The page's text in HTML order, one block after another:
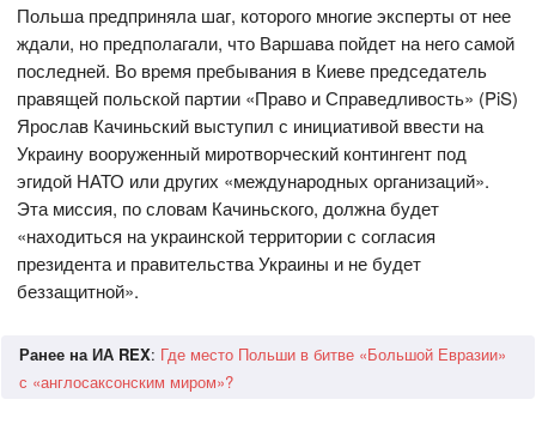
Польша предприняла шаг, которого многие эксперты от нее
ждали, но предполагали, что Варшава пойдет на него самой
последней. Во время пребывания в Киеве председатель
правящей польской партии «Право и Справедливость» (PiS)
Ярослав Качиньский выступил с инициативой ввести на
Украину вооруженный миротворческий контингент под
эгидой НАТО или других «международных организаций».
Эта миссия, по словам Качиньского, должна будет
«находиться на украинской территории с согласия
президента и правительства Украины и не будет
беззащитной».
Ранее на ИА REX: Где место Польши в битве «Большой Евразии»
с «англосаксонским миром»?